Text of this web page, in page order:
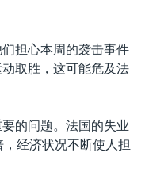
担心本周的袭击事件
取胜，这可能危及法
的问题。法国的失业
经济状况不断使人担